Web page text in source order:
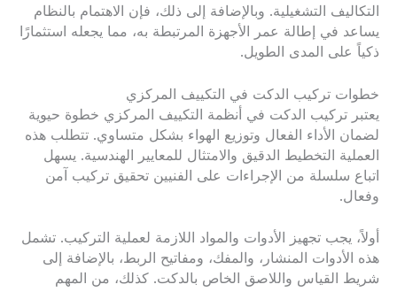
التكاليف التشغيلية. وبالإضافة إلى ذلك، فإن الاهتمام بالنظام
يساعد في إطالة عمر الأجهزة المرتبطة به، مما يجعله استثمارًا
ذكياً على المدى الطويل.
خطوات تركيب الدكت في التكييف المركزي
يعتبر تركيب الدكت في أنظمة التكييف المركزي خطوة حيوية
لضمان الأداء الفعال وتوزيع الهواء بشكل متساوي. تتطلب هذه
العملية التخطيط الدقيق والامتثال للمعايير الهندسية. يسهل
اتباع سلسلة من الإجراءات على الفنيين تحقيق تركيب آمن
وفعال.
أولاً، يجب تجهيز الأدوات والمواد اللازمة لعملية التركيب. تشمل
هذه الأدوات المنشار، والمفك، ومفاتيح الربط، بالإضافة إلى
شريط القياس واللاصق الخاص بالدكت. كذلك، من المهم